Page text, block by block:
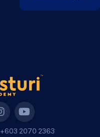
+603 2070 2363